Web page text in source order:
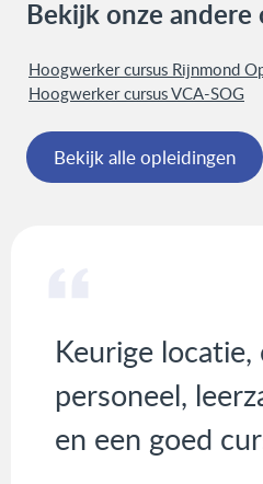
Bekijk onze
Hoogwerker cursus Rijnmond
Hoogwerker cursus VCA-SOG
Bekijk alle opleidingen
Keurige locatie,
personeel,
en een goed